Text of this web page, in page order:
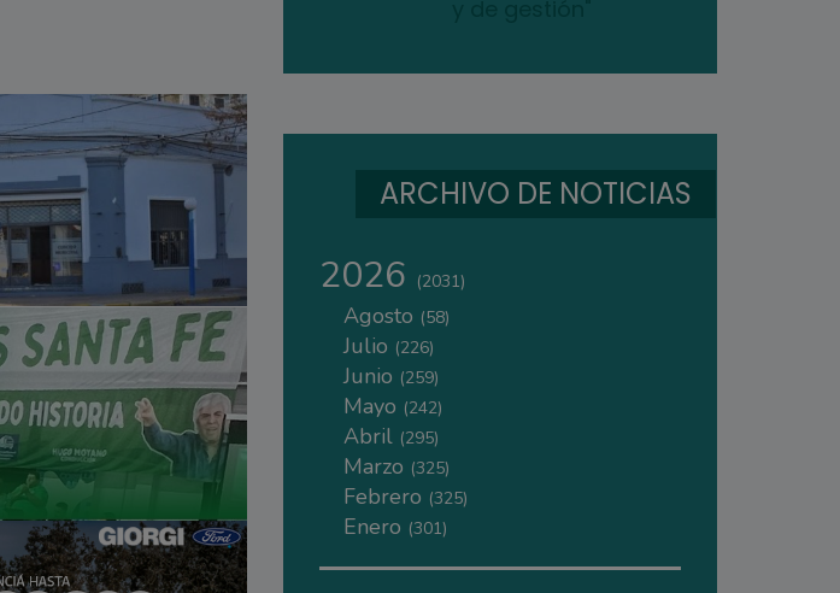
ARCHIVO DE NOTICIAS
2026 (2031)
Agosto (58)
Julio (226)
Junio (259)
Mayo (242)
Abril (295)
Marzo (325)
Febrero (325)
Enero (301)